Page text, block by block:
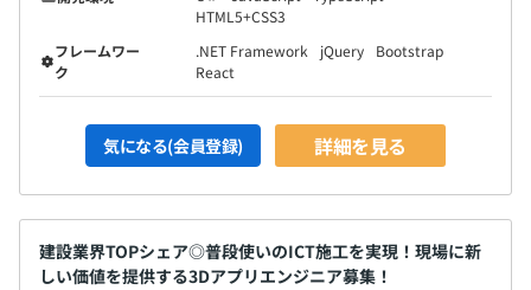
HTML5+CSS3
フレームワー
ク
.NET Framework jQuery
Bootstrap
React
気になる(会員登録) 詳細を見る
建設業界TOPシェア◎普段使いのICT施工を実現！現場に新
しい価値を提供する3Dアプリエンジニア募集！